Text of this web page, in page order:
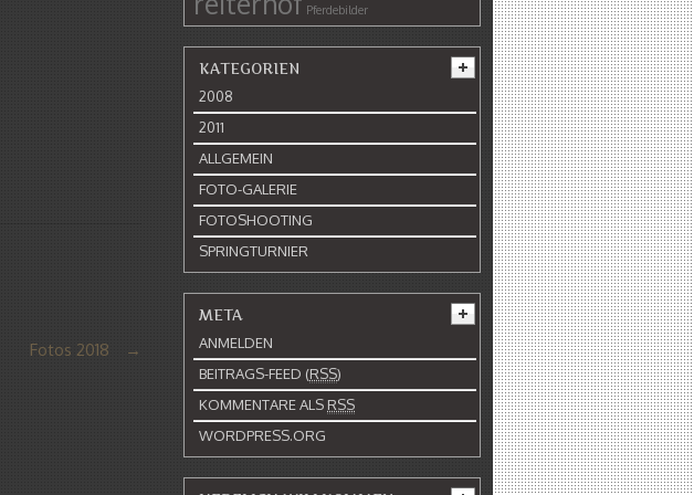
Fotos 2018 →
Pferdebilder
KATEGORIEN
2008
2011
ALLGEMEIN
FOTO-GALERIE
FOTOSHOOTING
SPRINGTURNIER
META
ANMELDEN
BEITRAGS-FEED (RSS)
KOMMENTARE ALS RSS
WORDPRESS.ORG